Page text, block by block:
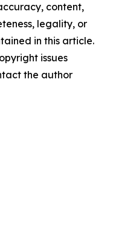
content,
legality, or
in this article.
issues
the author